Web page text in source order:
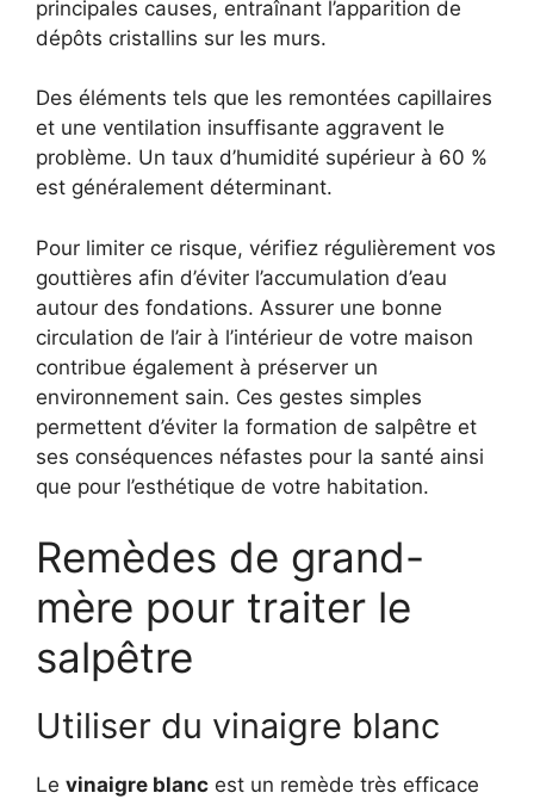
principales causes, entraînant l’apparition de
dépôts cristallins sur les murs.
Des éléments tels que les remontées capillaires
et une ventilation insuffisante aggravent le
problème. Un taux d’humidité supérieur à 60 %
est généralement déterminant.
Pour limiter ce risque, vérifiez régulièrement vos
gouttières afin d’éviter l’accumulation d’eau
autour des fondations. Assurer une bonne
circulation de l’air à l’intérieur de votre maison
contribue également à préserver un
environnement sain. Ces gestes simples
permettent d’éviter la formation de salpêtre et
ses conséquences néfastes pour la santé ainsi
que pour l’esthétique de votre habitation.
Remèdes de grand-
mère pour traiter le
salpêtre
Utiliser du vinaigre blanc
Le vinaigre blanc est un remède très efficace